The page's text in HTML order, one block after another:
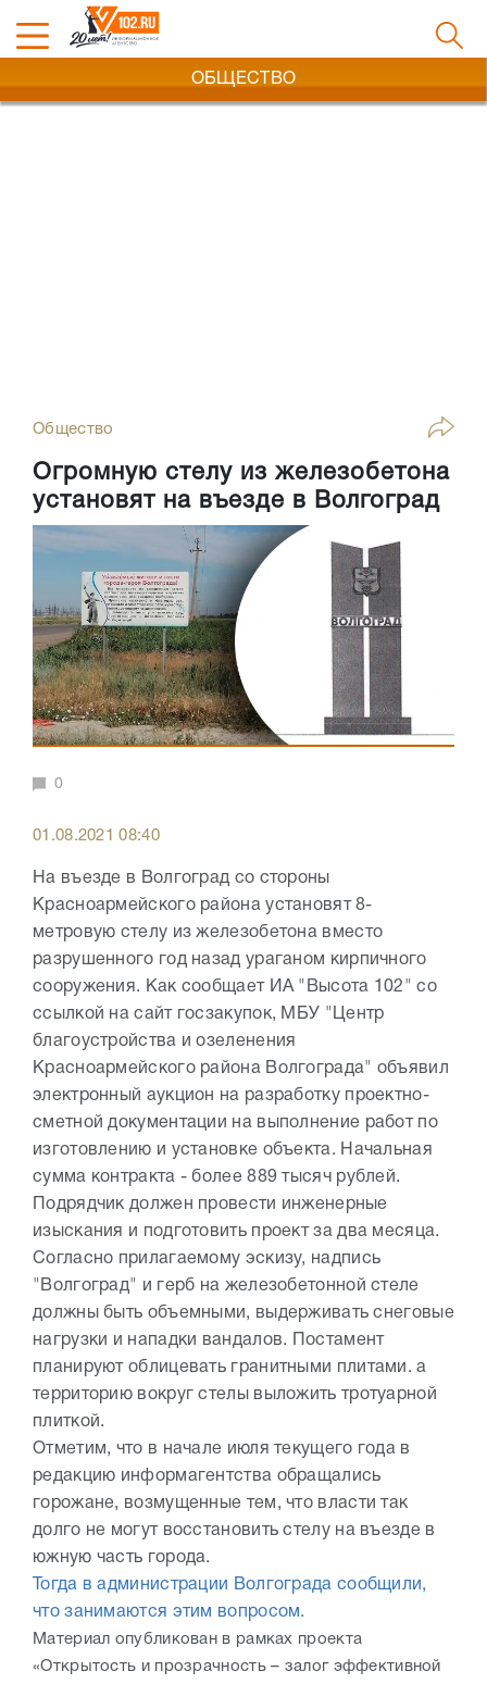
ОБЩЕСТВО
Общество
Огромную стелу из железобетона
установят на въезде в Волгоград
0
01.08.2021 08:40
На въезде в Волгоград со стороны
Красноармейского района установят 8-
метровую стелу из железобетона вместо
разрушенного год назад ураганом кирпичного
сооружения. Как сообщает ИА "Высота 102" со
ссылкой на сайт госзакупок, МБУ "Центр
благоустройства и озеленения
Красноармейского района Волгограда" объявил
электронный аукцион на разработку проектно-
сметной документации на выполнение работ по
изготовлению и установке объекта. Начальная
сумма контракта - более 889 тысяч рублей.
Подрядчик должен провести инженерные
изыскания и подготовить проект за два месяца.
Согласно прилагаемому эскизу, надпись
"Волгоград" и герб на железобетонной стеле
должны быть объемными, выдерживать снеговые
нагрузки и нападки вандалов. Постамент
планируют облицевать гранитными плитами. а
территорию вокруг стелы выложить тротуарной
плиткой.
Отметим, что в начале июля текущего года в
редакцию информагентства обращались
горожане, возмущенные тем, что власти так
долго не могут восстановить стелу на въезде в
южную часть города.
Тогда в администрации Волгограда сообщили,
что занимаются этим вопросом.
Материал опубликован в рамках проекта
«Открытость и прозрачность – залог эффективной